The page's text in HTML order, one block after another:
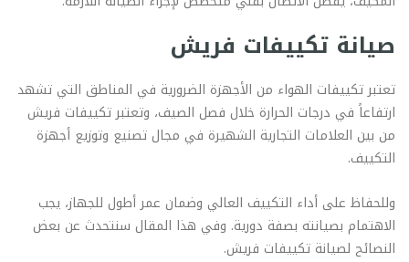
صيانة تكييفات فريش
تعتبر تكييفات الهواء من الأجهزة الضرورية في المناطق التي تشهد
ارتفاعاً في درجات الحرارة خلال فصل الصيف، وتعتبر تكييفات فريش
من بين العلامات التجارية الشهيرة في مجال تصنيع وتوزيع أجهزة
التكييف.
وللحفاظ على أداء التكييف العالي وضمان عمر أطول للجهاز، يجب
الاهتمام بصيانته بصفة دورية. وفي هذا المقال سنتحدث عن بعض
النصائح لصيانة تكييفات فريش.